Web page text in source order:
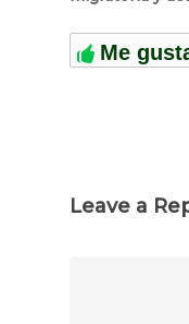
Me
Leave a